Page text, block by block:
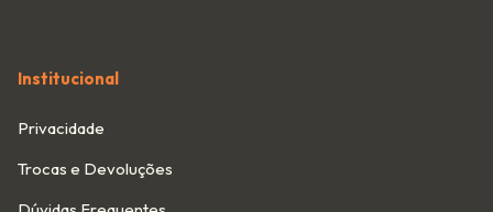
Institucional
Privacidade
Trocas e Devoluções